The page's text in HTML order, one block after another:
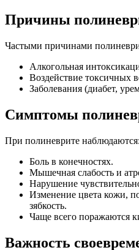
Причины
Частыми причинами
Алкогольная
Воздействие токсичных
Заболевания (диабет,
Симптомы
При полиневрите наблюдаются:
Боль в конечностях.
Мышечная слабость и
Нарушение
Изменение цвета кожи,
зябкость.
Чаще всего поражаются
Важность